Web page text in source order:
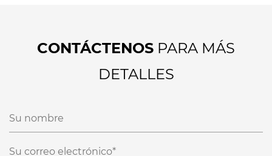
CONTÁCTENOS PARA MÁS
DETALLES